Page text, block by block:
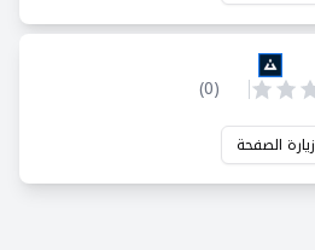
(
0
)
زيارة الصفحة